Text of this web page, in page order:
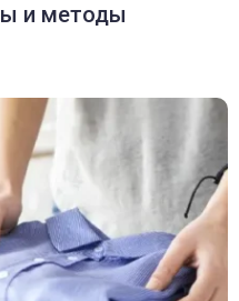
и методы